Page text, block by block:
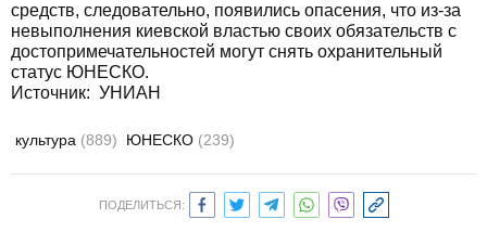
средств, следовательно, появились опасения, что из-за
невыполнения киевской властью своих обязательств с
достопримечательностей могут снять охранительный
статус ЮНЕСКО.
Источник: УНИАН
культура (889) ЮНЕСКО (239)
ПОДЕЛИТЬСЯ: